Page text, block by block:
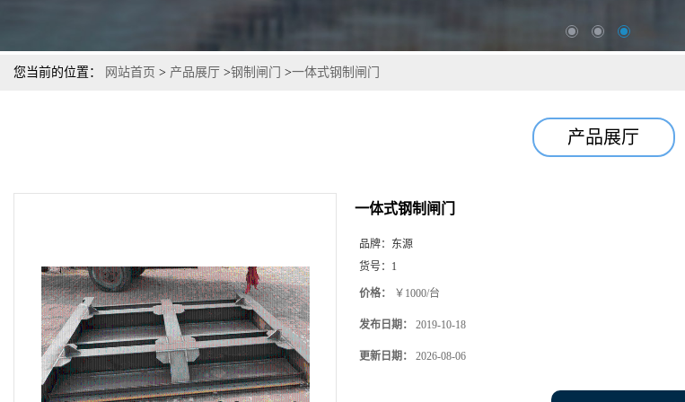
您当前的位置： 网站首页 > 产品展厅 >钢制闸门 >一体式钢制闸门
产品展厅
一体式钢制闸门
品牌： 东源
货号： 1
价格： ￥1000/台
发布日期： 2019-10-18
更新日期： 2026-08-06